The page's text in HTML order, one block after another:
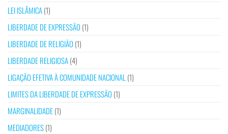
LEI ISLÂMICA(1)
LIBERDADE DE EXPRESSÃO (1)
LIBERDADE DE RELIGIÃO (1)
LIBERDADE RELIGIOSA(4)
LIGAÇÃO EFETIVA À COMUNIDADE NACIONAL (1)
LIMITES DA LIBERDADE DE EXPRESSÃO (1)
MARGINALIDADE(1)
MEDIADORES(1)